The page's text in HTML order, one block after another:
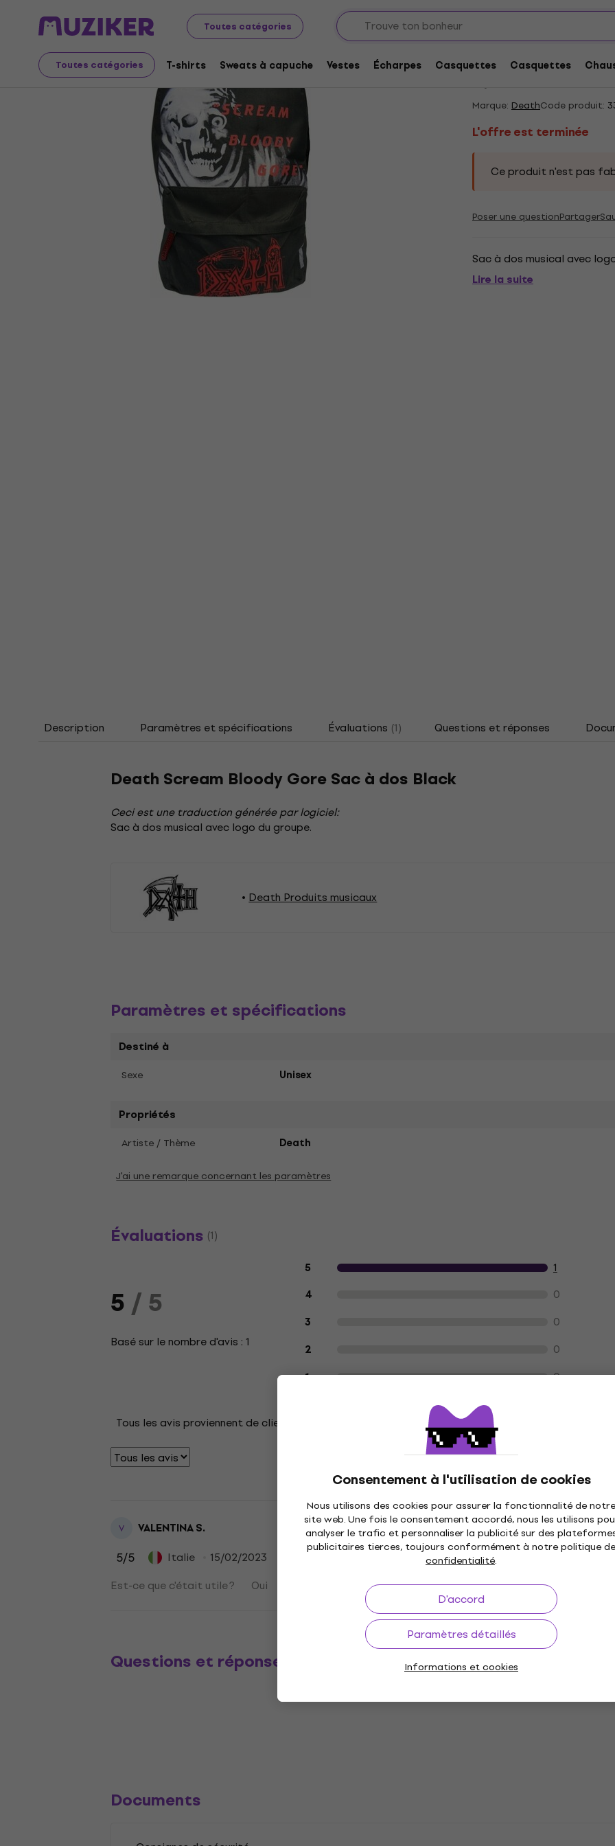
Toutes catégories
Toutes catégories T-shirts Sweats à capuche Vestes Écharpes Casquettes Casquettes
Consentement à l'utilisation de cookies
Nous utilisons des cookies pour assurer la fonctionnalité de notre
site web. Une fois le consentement accordé, nous les utilisons
analyser le trafic et personnaliser la publicité sur des
publicitaires tierces, toujours conformément à notre politique de
confidentialité.
D'accord
Paramètres détaillés
Informations et cookies
Merch Produits musicaux Sacs et sacs à dos
L'offre est terminée
L'offre est terminée
Death Scream
Marque: DeathCode produit:
L'offre est terminée
Ce produit n'est pas
Poser une questionPartager
Sac à dos musical avec
Lire la suite
Description Paramètres et spécifications Évaluations (1) Questions et réponses
Death Scream Bloody Gore Sac à dos Black
Ceci est une traduction générée par logiciel:
Sac à dos musical avec logo du groupe.
Death Produits musicaux
Paramètres et spécifications
Destiné à
Sexe Unisex
Propriétés
Artiste / Thème Death
J'ai une remarque concernant les paramètres
Évaluations (1)
5/ 5
Basé sur le nombre d'avis : 1
Avis des clients sur le produit
5 1
4 0
3 0
2 0
1 0
Tous les avis proviennent de clients vérifiés qui ont acheté le produit chez nous dans le passé.
V VALENTINA S.
5/5 Italie
15/02/2023
Est-ce que c'était utile ?
Oui
Questions et réponses
Documents